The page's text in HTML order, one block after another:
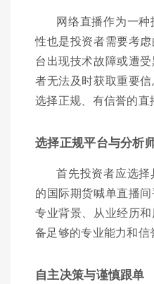
网络直播作为一
性也是投资者需要考
台出现技术故障或遭
者无法及时获取重要
选择正规、有信誉的直
选择正规平台与分析
首先投资者应选
的国际期货喊单直播
专业背景、从业经历
备足够的专业能力和信
自主决策与谨慎跟单